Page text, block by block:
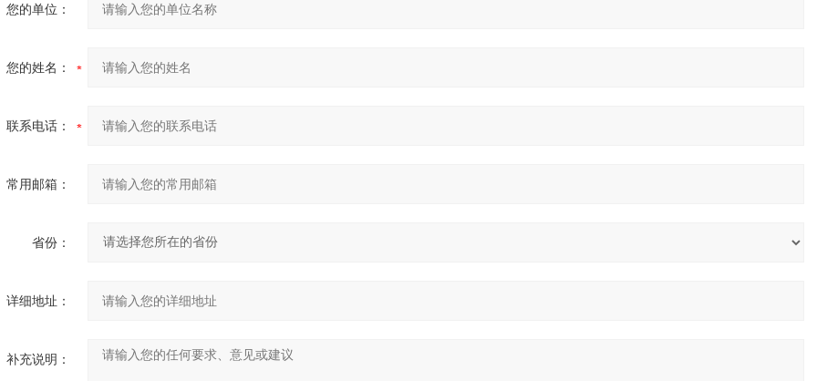
您的单位：
您的姓名：
联系电话：
常用邮箱：
省份：
详细地址：
补充说明：